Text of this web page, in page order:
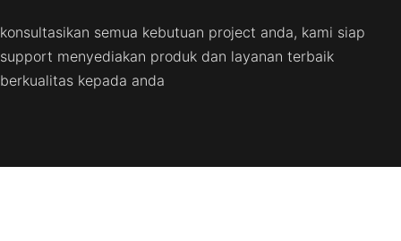
konsultasikan semua kebutuan project anda, kami siap
support menyediakan produk dan layanan terbaik
berkualitas kepada anda